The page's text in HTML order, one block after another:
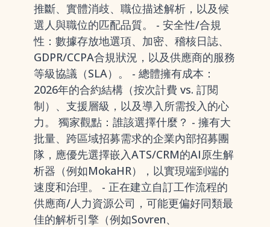
推斷、實體消歧、職位描述解析，以及候
選人與職位的匹配品質。 - 安全性/合規
性：數據存放地選項、加密、稽核日誌、
GDPR/CCPA合規狀況，以及供應商的服務
等級協議（SLA）。 - 總體擁有成本：
2026年的合約結構（按次計費 vs. 訂閱
制）、支援層級，以及導入所需投入的心
力。 獨家觀點：誰該選擇什麼？ - 擁有大
批量、跨區域招募需求的企業內部招募團
隊，應優先選擇嵌入ATS/CRM的AI原生解
析器（例如MokaHR），以實現端到端的
速度和治理。 - 正在建立自訂工作流程的
供應商/人力資源公司，可能更偏好同類最
佳的解析引擎（例如Sovren、